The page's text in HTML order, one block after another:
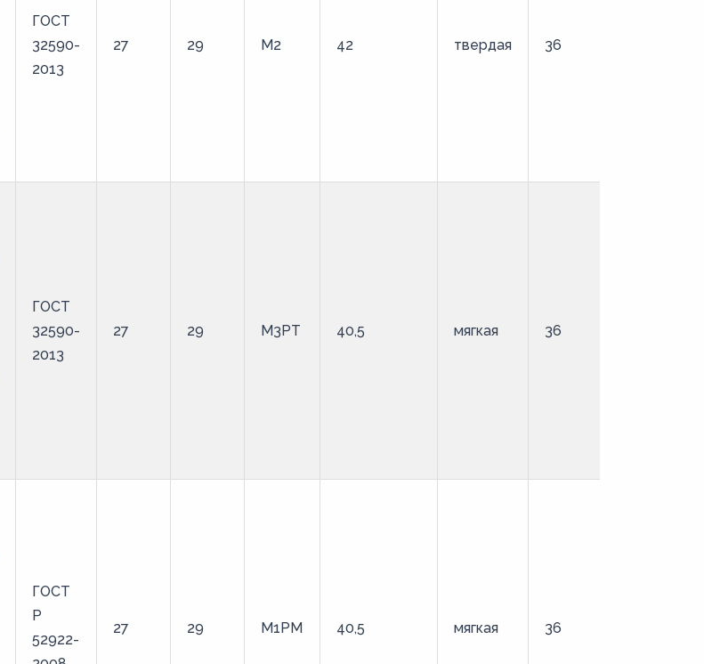
ГОСТ
32590-
2013
27 29 М2 42 твердая 36
ГОСТ
32590-
2013
27 29 М3РТ 40,5 мягкая 36
ГОСТ
Р
52922-
27 29 М1РМ 40,5 мягкая 36